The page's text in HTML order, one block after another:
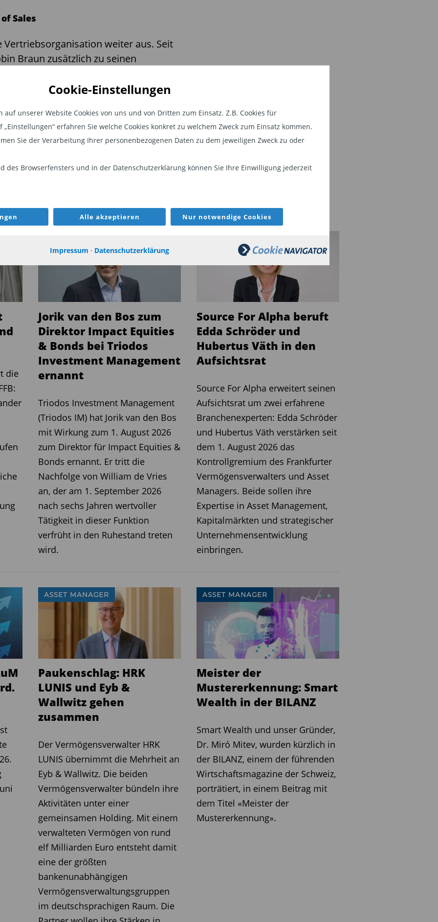
Cookie-Einstellungen
auf unserer Website Cookies von uns und von Dritten zum Einsatz. Z.B. Cookies für
erfahren Sie welche Cookies konkret zu welchem Zweck zum Einsatz kommen.
Sie der Verarbeitung Ihrer personenbezogenen Daten zu dem jeweiligen Zweck zu oder
des Browserfensters und in der Datenschutzerklärung können Sie Ihre Einwilligung jederzeit
Alle akzeptieren Nur notwendige Cookies
Impressum · Datenschutzerklärung
Sales
Vertriebsorganisation weiter aus. Seit
Braun zusätzlich zu seinen
des Vertriebs als Head of Sales. In
er gemeinsam mit seinem
und institutionellen Vertrieb im
Er berichtet direkt an Axel Hörger,
AG. Dabei arbeitet Braun eng
Marketing & Digital Lead
Fund Operations und Risk
2023 als Head of Group
Konzern tätig. Im Mai 2024 wurde er
der heutigen LAIQON Asset
Nach Unternehmensangaben
Kapitalmarkt- und
Führungserfahrung im aktiven
er über umfassende Expertise
ein tiefes Verständnis für die
und privater Vertriebspartner.
Expansion im Fokus
verfolgt LAIQON das
Vertriebsorganisation weiter
stehen zielgruppenspezifische
verstärkte Einsatz von Künstlicher
der Vertriebsarbeit und der
Darüber hinaus plant das
mit Investment Consultants
weiter auszubauen sowie
stärker zu bündeln.
will LAIQON auch seine Aktivitäten
weiter ausgebaut werden. (
die
Jorik van den Bos zum
Direktor Impact Equities
& Bonds bei Triodos
Investment Management
ernannt
Triodos Investment Management
(Triodos IM) hat Jorik van den Bos
mit Wirkung zum 1. August 2026
zum Direktor für Impact Equities &
Bonds ernannt. Er tritt die
Nachfolge von William de Vries
an, der am 1. September 2026
nach sechs Jahren wertvoller
Tätigkeit in dieser Funktion
verfrüht in den Ruhestand treten
wird.
Source For Alpha beruft
Edda Schröder und
Hubertus Väth in den
Aufsichtsrat
Source For Alpha erweitert seinen
Aufsichtsrat um zwei erfahrene
Branchenexperten: Edda Schröder
und Hubertus Väth verstärken seit
dem 1. August 2026 das
Kontrollgremium des Frankfurter
Vermögensverwalters und Asset
Managers. Beide sollen ihre
Expertise in Asset Management,
Kapitalmärkten und strategischer
Unternehmensentwicklung
einbringen.
ASSET MANAGER
Paukenschlag: HRK
LUNIS und Eyb &
Wallwitz gehen
zusammen
Der Vermögensverwalter HRK
LUNIS übernimmt die Mehrheit an
Eyb & Wallwitz. Die beiden
Vermögensverwalter bündeln ihre
Aktivitäten unter einer
gemeinsamen Holding. Mit einem
verwalteten Vermögen von rund
elf Milliarden Euro entsteht damit
eine der größten
bankenunabhängigen
Vermögensverwaltungsgruppen
im deutschsprachigen Raum. Die
ASSET MANAGER
Meister der
Mustererkennung: Smart
Wealth in der BILANZ
Smart Wealth und unser Gründer,
Dr. Miró Mitev, wurden kürzlich in
der BILANZ, einem der führenden
Wirtschaftsmagazine der Schweiz,
porträtiert, in einem Beitrag mit
dem Titel «Meister der
Mustererkennung».